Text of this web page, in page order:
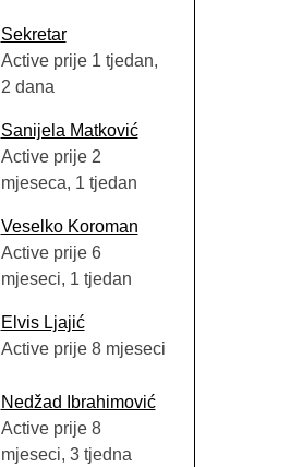
Sekretar
Active prije 1 tjedan,
2 dana
Sanijela Matković
Active prije 2
mjeseca, 1 tjedan
Veselko Koroman
Active prije 6
mjeseci, 1 tjedan
Elvis Ljajić
Active prije 8 mjeseci
Nedžad Ibrahimović
Active prije 8
mjeseci, 3 tjedna